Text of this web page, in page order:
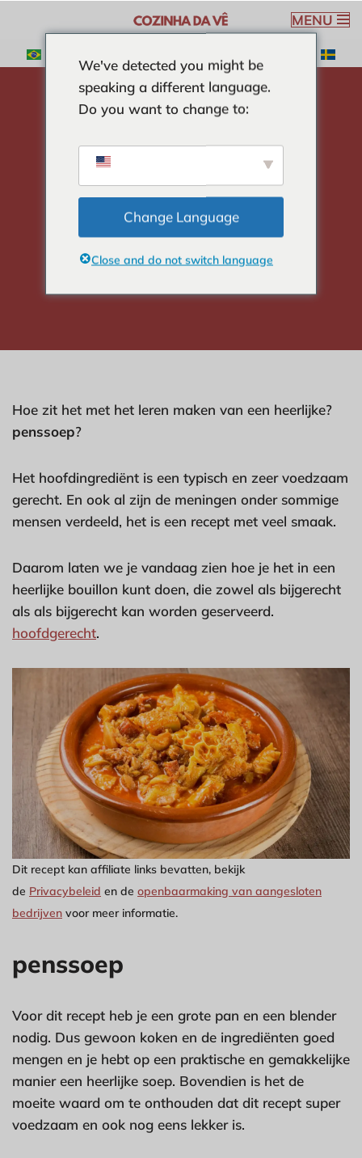
naar
MENU
penssoep
Veronica Ribeiro 4 min read
Hoe zit het met het leren maken van een heerlijke?
penssoep?
Het hoofdingrediënt is een typisch en zeer voedzaam
gerecht. En ook al zijn de meningen onder sommige
mensen verdeeld, het is een recept met veel smaak.
Daarom laten we je vandaag zien hoe je het in een
heerlijke bouillon kunt doen, die zowel als bijgerecht
als als bijgerecht kan worden geserveerd.
hoofdgerecht.
Dit recept kan affiliate links bevatten, bekijk
de Privacybeleid en de openbaarmaking van aangesloten
bedrijven voor meer informatie.
penssoep
Voor dit recept heb je een grote pan en een blender
nodig. Dus gewoon koken en de ingrediënten goed
mengen en je hebt op een praktische en gemakkelijke
manier een heerlijke soep. Bovendien is het de
moeite waard om te onthouden dat dit recept super
voedzaam en ook nog eens lekker is.
We've detected you might be
speaking a different language.
Do you want to change to:
Change Language
Close and do not switch language